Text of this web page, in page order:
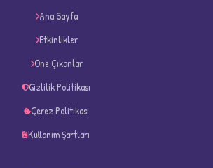
Ana Sayfa
Etkinlikler
Öne Çıkanlar
Gizlilik Politikası
Çerez Politikası
Kullanım Şartları